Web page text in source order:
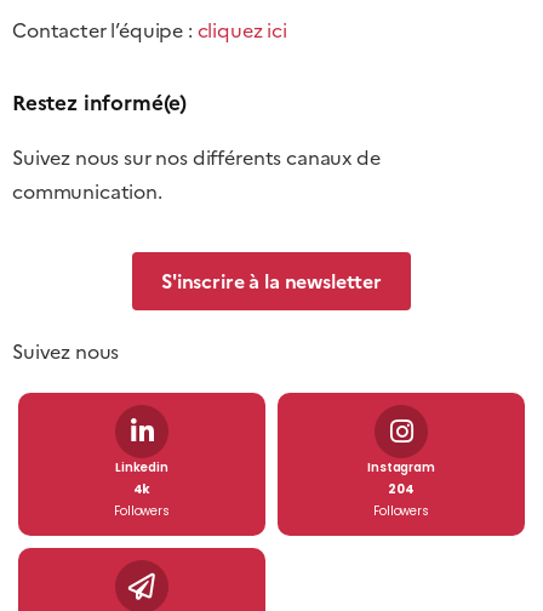
Contacter l’équipe : cliquez ici
Restez informé(e)
Suivez nous sur nos différents canaux de
communication.
S'inscrire à la newsletter
Suivez nous
Linkedin
4k
Followers
Instagram
204
Followers